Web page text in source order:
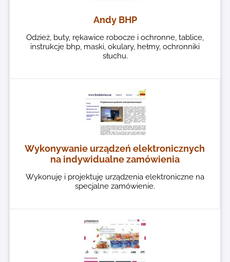
Andy BHP
Odzież, buty, rękawice robocze i ochronne, tablice,
instrukcje bhp, maski, okulary, hełmy, ochronniki
słuchu.
Wykonywanie urządzeń elektronicznych
na indywidualne zamówienia
Wykonuję i projektuję urządzenia elektroniczne na
specjalne zamówienie.